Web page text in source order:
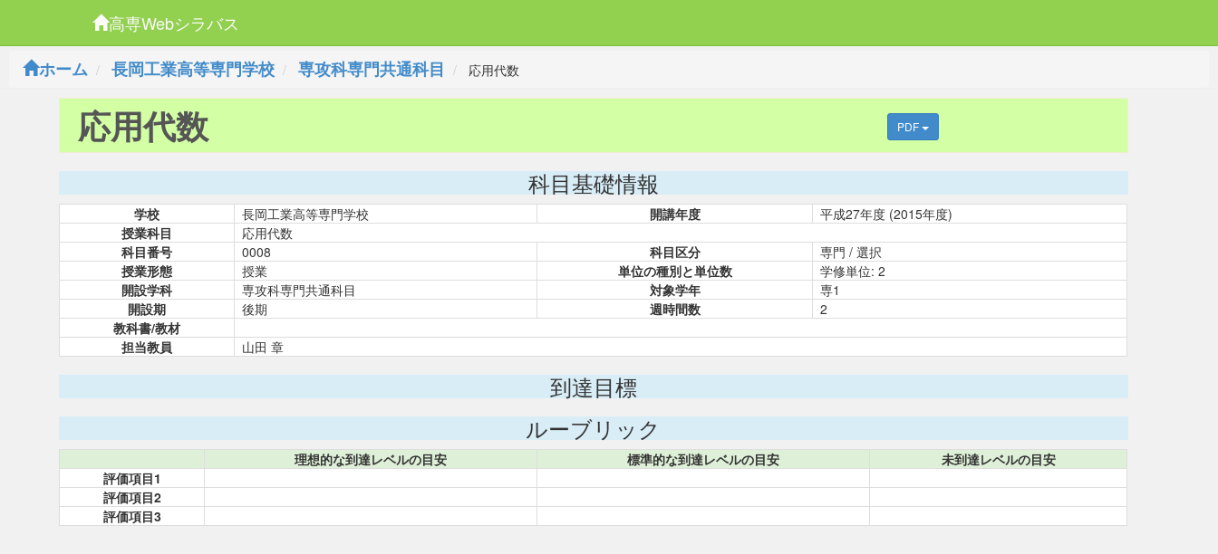
高専Webシラバス
ホーム
長岡工業高等専門学校 専攻科専門共通科目 応用代数
応用代数 PDF
科目基礎情報
学校 長岡工業高等専門学校 開講年度
平成27年度 (2015年度)
授業科目
応用代数
科目番号
0008 科目区分
専門 / 選択
授業形態
授業 単位の種別と単位数
学修単位: 2
開設学科
専攻科専門共通科目 対象学年
専1
開設期
後期 週時間数
2
教科書/教材
担当教員
山田 章
到達目標
ルーブリック
理想的な到達レベルの目安 標準的な到達レベルの目安
未到達レベルの目安
評価項目1
評価項目2
評価項目3